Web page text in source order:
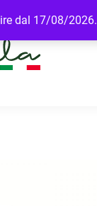
dal 17/08/2026.